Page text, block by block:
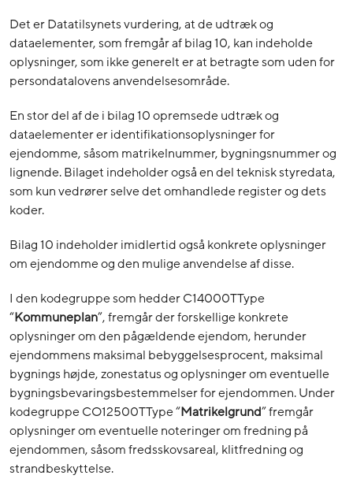
Det er Datatilsynets vurdering, at de udtræk og
dataelementer, som fremgår af bilag 10, kan indeholde
oplysninger, som ikke generelt er at betragte som uden for
persondatalovens anvendelsesområde.
En stor del af de i bilag 10 opremsede udtræk og
dataelementer er identifikationsoplysninger for
ejendomme, såsom matrikelnummer, bygningsnummer og
lignende. Bilaget indeholder også en del teknisk styredata,
som kun vedrører selve det omhandlede register og dets
koder.
Bilag 10 indeholder imidlertid også konkrete oplysninger
om ejendomme og den mulige anvendelse af disse.
I den kodegruppe som hedder C14000TType
“Kommuneplan”, fremgår der forskellige konkrete
oplysninger om den pågældende ejendom, herunder
ejendommens maksimal bebyggelsesprocent, maksimal
bygnings højde, zonestatus og oplysninger om eventuelle
bygningsbevaringsbestemmelser for ejendommen. Under
kodegruppe CO12500TType “Matrikelgrund” fremgår
oplysninger om eventuelle noteringer om fredning på
ejendommen, såsom fredsskovsareal, klitfredning og
strandbeskyttelse.